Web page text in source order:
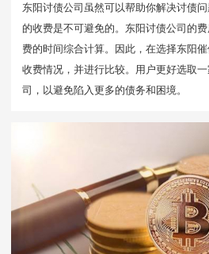
东阳讨债公司虽然可以帮助你解决讨债
的收费是不可避免的。东阳讨债公司的
费的时间综合计算。因此，在选择东阳
收费情况，并进行比较。用户更好选取
司，以避免陷入更多的债务和困境。